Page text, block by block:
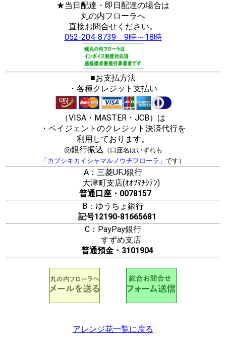
★当日配達・即日配達の場合は
丸の内フローラへ
直接お問合せください。
052-204-8739 9時～18時
■お支払方法
・各種クレジット支払い
（VISA・MASTER・JCB）は
・ペイジェントのクレジット決済代行を
利用しております。
◎銀行振込 （口座名はいずれも
「カブシキカイシャマルノウチフローラ」 です）
A：三菱UFJ銀行
大津町支店(ｵｵﾂﾏﾁｼﾃﾝ)
普通口座・0078157
B：ゆうちょ銀行
記号12190-81665681
C：PayPay銀行
すずめ支店
普通預金・3101904
アレンジ花一覧に戻る